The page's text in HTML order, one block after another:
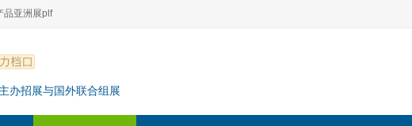
展 零售展|oem展
（plf）
品亚洲展plf
（plf）
办招展与国外联合组展